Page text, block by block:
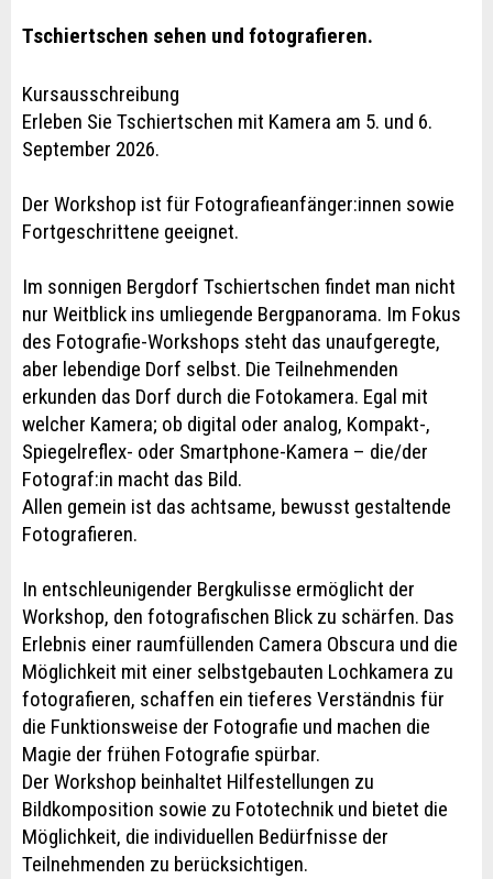
Tschiertschen sehen und fotografieren.
Kursausschreibung
Erleben Sie Tschiertschen mit Kamera am 5. und 6.
September 2026.
Der Workshop ist für Fotografieanfänger:innen sowie
Fortgeschrittene geeignet.
Im sonnigen Bergdorf Tschiertschen findet man nicht
nur Weitblick ins umliegende Bergpanorama. Im Fokus
des Fotografie-Workshops steht das unaufgeregte,
aber lebendige Dorf selbst. Die Teilnehmenden
erkunden das Dorf durch die Fotokamera. Egal mit
welcher Kamera; ob digital oder analog, Kompakt-,
Spiegelreflex- oder Smartphone-Kamera – die/der
Fotograf:in macht das Bild.
Allen gemein ist das achtsame, bewusst gestaltende
Fotografieren.
In entschleunigender Bergkulisse ermöglicht der
Workshop, den fotografischen Blick zu schärfen. Das
Erlebnis einer raumfüllenden Camera Obscura und die
Möglichkeit mit einer selbstgebauten Lochkamera zu
fotografieren, schaffen ein tieferes Verständnis für
die Funktionsweise der Fotografie und machen die
Magie der frühen Fotografie spürbar.
Der Workshop beinhaltet Hilfestellungen zu
Bildkomposition sowie zu Fototechnik und bietet die
Möglichkeit, die individuellen Bedürfnisse der
Teilnehmenden zu berücksichtigen.